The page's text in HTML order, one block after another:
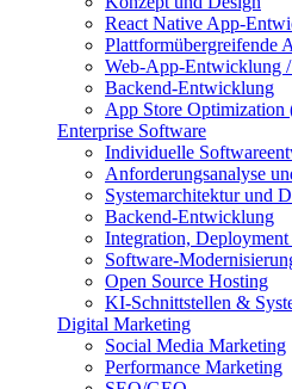
React Native App-
Plattformübergreifende
Web-App-Entwicklung
Backend-Entwicklung
App Store Optimization
Enterprise Software
Individuelle
Anforderungsanalyse
Systemarchitektur und
Backend-Entwicklung
Integration,
Software-
Open Source Hosting
KI-Schnittstellen &
Digital Marketing
Social Media Marketing
Performance Marketing